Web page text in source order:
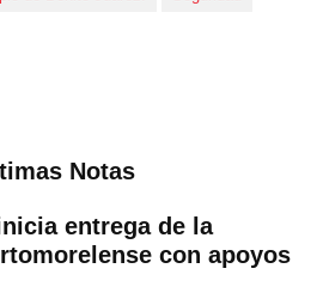
Notas
entrega de la
con apoyos